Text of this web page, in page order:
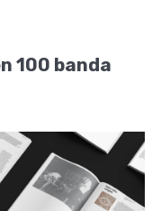
100 banda